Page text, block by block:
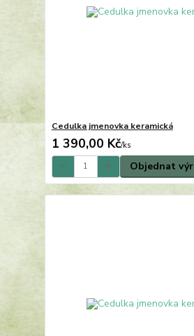
Cedulka jmenovka keramická
1 390,00 Kč/ks
Objednat